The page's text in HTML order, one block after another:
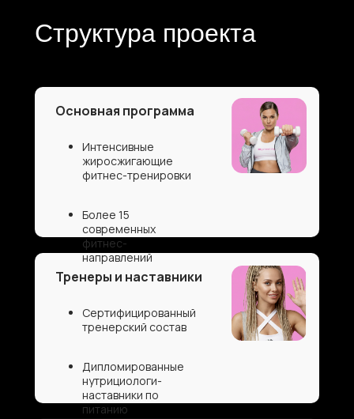
Структура проекта
Интенсивные
жиросжигающие
фитнес-тренировки
Более 15
современных
фитнес-
направлений
Cертифицированный
тренерский состав
Дипломированные
нутрициологи-
наставники по
питанию
Основная программа
Тренеры и наставники